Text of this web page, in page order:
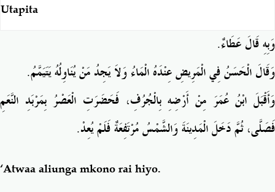
Utapita
وَبِهِ قَالَ عَطَاءٌ.
وَقَالَ الْحَسَنُ فِي الْمَرِيضِ عِنْدَهُ الْمَاءُ وَلاَ يَجِدُ مَنْ يُنَاوِلُهُ يَتَيَمَّمُ.
وَأَقْبَلَ ابْنُ عُمَرَ مِنْ أَرْضِهِ بِالْجُرُفِ، فَحَضَرَتِ الْعَصْرُ بِمَرْبَدِ النَّعَمِ
فَصَلَّى، ثُمَّ دَخَلَ الْمَدِينَةَ وَالشَّمْسُ مُرْتَفِعَةٌ فَلَمْ يُعِدْ.
‘Atwaa aliunga mkono rai hiyo.